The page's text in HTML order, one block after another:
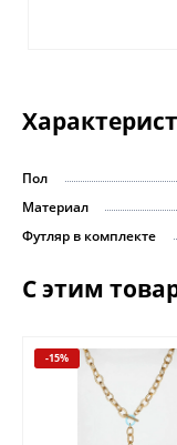
Пол
Материал
Футляр в комплекте
С этим
-15%